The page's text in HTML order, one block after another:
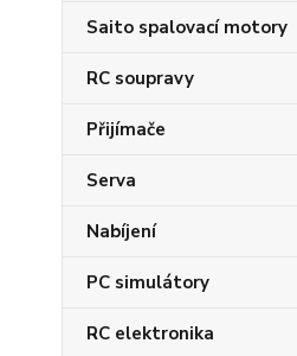
Saito spalovací motory
RC soupravy
Přijímače
Serva
Nabíjení
PC simulátory
RC elektronika